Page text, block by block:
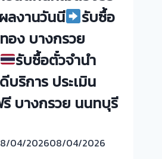
ผลงานวันนี
รับซื้อ
อง บางกรวย
รับซื้อตั๋วจำนำ
บริการ ประเมิน
บางกรวย นนทบุรี
04/202608/04/2026